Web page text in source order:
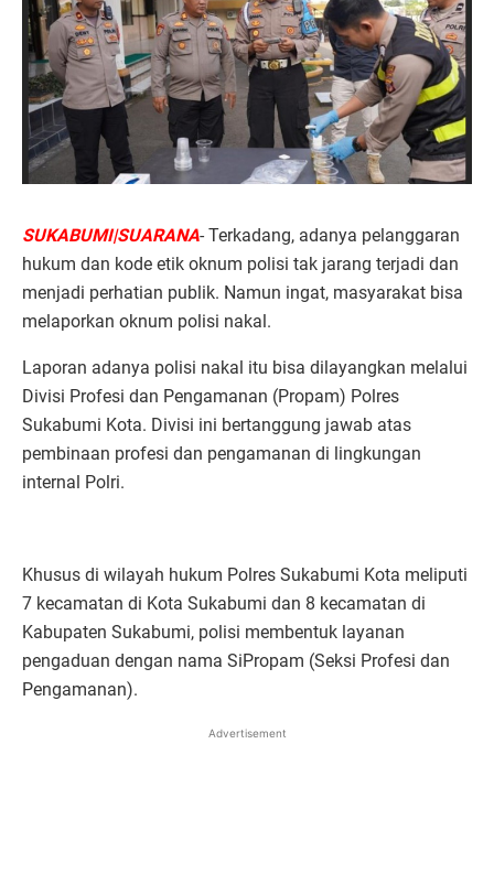
SUKABUMI|SUARANA- Terkadang, adanya pelanggaran
hukum dan kode etik oknum polisi tak jarang terjadi dan
menjadi perhatian publik. Namun ingat, masyarakat bisa
melaporkan oknum polisi nakal.
Laporan adanya polisi nakal itu bisa dilayangkan melalui
Divisi Profesi dan Pengamanan (Propam) Polres
Sukabumi Kota. Divisi ini bertanggung jawab atas
pembinaan profesi dan pengamanan di lingkungan
internal Polri.
Khusus di wilayah hukum Polres Sukabumi Kota meliputi
7 kecamatan di Kota Sukabumi dan 8 kecamatan di
Kabupaten Sukabumi, polisi membentuk layanan
pengaduan dengan nama SiPropam (Seksi Profesi dan
Pengamanan).
Advertisement